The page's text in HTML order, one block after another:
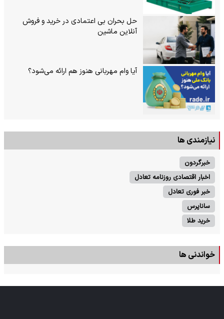
حل بحران بی‌ اعتمادی در خرید و فروش
آنلاین ماشین
آیا وام مهربانی هنوز هم ارائه می‌شود؟
نیازمندی ها
خبرگردون
اخبار اقتصادی روزنامه تعادل
خبر فوری تعادل
ساناپرس
خرید طلا
خواندنی ها